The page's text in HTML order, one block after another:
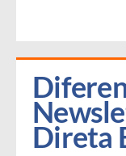
Direta